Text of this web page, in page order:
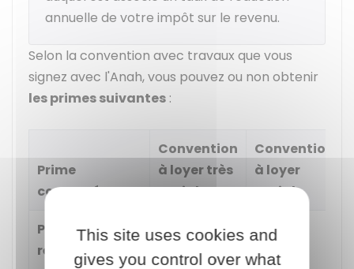
annuelle de votre impôt sur le revenu.
Selon la convention avec travaux que vous
signez avec l'Anah, vous pouvez ou non obtenir
les primes suivantes :
Prime
concernée
Convention
à loyer très
social
Convention
à loyer
social
Prime de
réservation
De2 000 €à
4 000 €
Non
This site uses cookies and
gives you control over what